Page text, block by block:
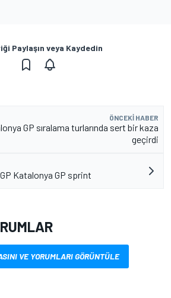
Paylaşın veya Kaydedin
ÖNCEKI HABER
GP sıralama turlarında sert bir kaza
geçirdi
Katalonya GP sprint
VE YORUMLARI GÖRÜNTÜLE